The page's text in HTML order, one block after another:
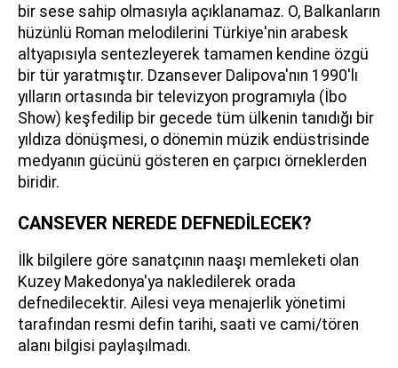
bir sese sahip olmasıyla açıklanamaz. O, Balkanların
hüzünlü Roman melodilerini Türkiye'nin arabesk
altyapısıyla sentezleyerek tamamen kendine özgü
bir tür yaratmıştır. Dzansever Dalipova'nın 1990'lı
yılların ortasında bir televizyon programıyla (İbo
Show) keşfedilip bir gecede tüm ülkenin tanıdığı bir
yıldıza dönüşmesi, o dönemin müzik endüstrisinde
medyanın gücünü gösteren en çarpıcı örneklerden
biridir.
CANSEVER NEREDE DEFNEDİLECEK?
İlk bilgilere göre sanatçının naaşı memleketi olan
Kuzey Makedonya'ya nakledilerek orada
defnedilecektir. Ailesi veya menajerlik yönetimi
tarafından resmi defin tarihi, saati ve cami/tören
alanı bilgisi paylaşılmadı.